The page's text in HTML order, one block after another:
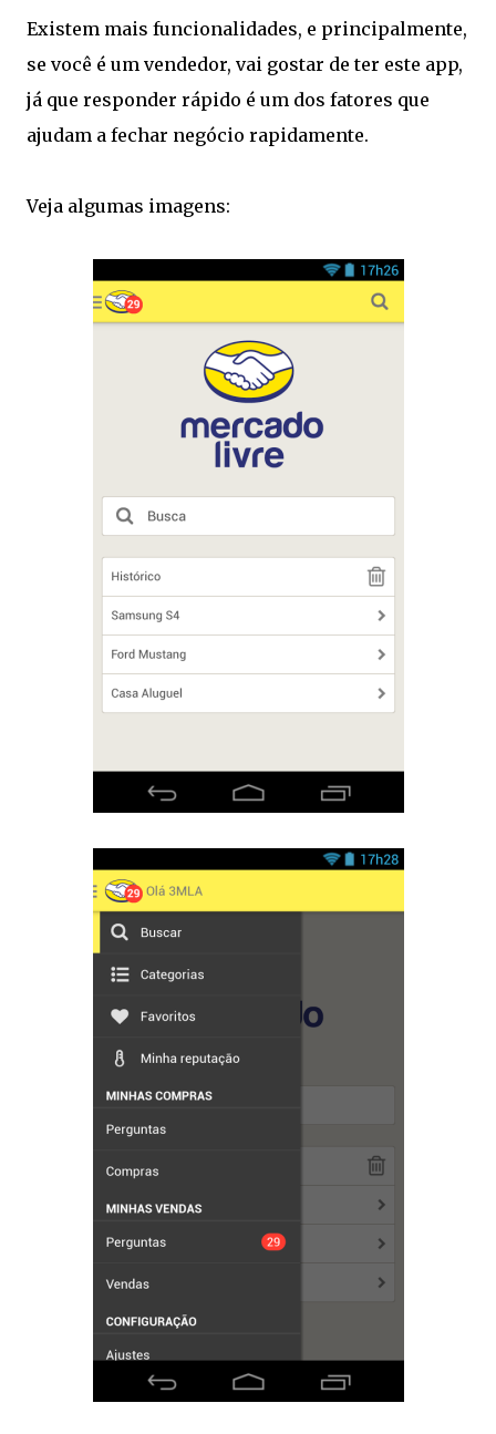
Existem mais funcionalidades, e principalmente,
se você é um vendedor, vai gostar de ter este app,
já que responder rápido é um dos fatores que
ajudam a fechar negócio rapidamente.
Veja algumas imagens: